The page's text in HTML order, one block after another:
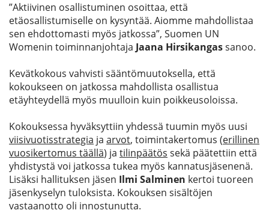
”Aktiivinen osallistuminen osoittaa, että
etäosallistumiselle on kysyntää. Aiomme mahdollistaa
sen ehdottomasti myös jatkossa”, Suomen UN
Womenin toiminnanjohtaja Jaana Hirsikangassanoo.
Kevätkokous vahvisti sääntömuutoksella, että
kokoukseen on jatkossa mahdollista osallistua
etäyhteydellä myös muulloin kuin poikkeusoloissa.
Kokouksessa hyväksyttiin yhdessä tuumin myös uusi
viisivuotisstrategia ja arvot, toimintakertomus (erillinen
vuosikertomus täällä) ja tilinpäätös sekä päätettiin että
yhdistystä voi jatkossa tukea myös kannatusjäsenenä.
Lisäksi hallituksen jäsen Ilmi Salminen kertoi tuoreen
jäsenkyselyn tuloksista. Kokouksen sisältöjen
vastaanotto oli innostunutta.